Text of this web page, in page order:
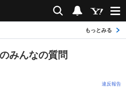
検索 通知
もっとみる
みんなの質問
違反報告